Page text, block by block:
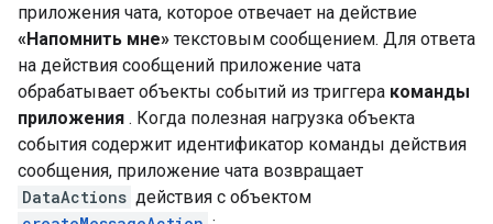
приложения чата, которое отвечает на действие
«Напомнить мне» текстовым сообщением. Для ответа
на действия сообщений приложение чата
обрабатывает объекты событий из триггера команды
приложения . Когда полезная нагрузка объекта
события содержит идентификатор команды действия
сообщения, приложение чата возвращает
DataActions действия с объектом